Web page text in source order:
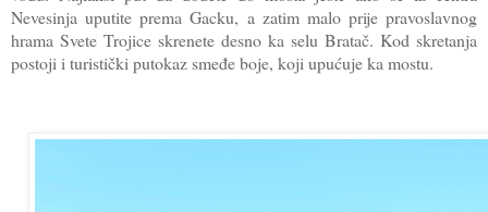
Nevesinja uputite prema Gacku, a zatim malo prije pravoslavnog
hrama Svete Trojice skrenete desno ka selu Bratač. Kod skretanja
postoji i turistički putokaz smeđe boje, koji upućuje ka mostu.